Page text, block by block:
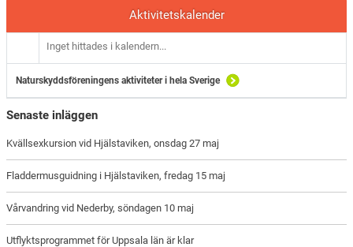
Aktivitetskalender
Inget hittades i kalendern...
Naturskyddsföreningens aktiviteter i hela Sverige
Senaste inläggen
Kvällsexkursion vid Hjälstaviken, onsdag 27 maj
Fladdermusguidning i Hjälstaviken, fredag 15 maj
Vårvandring vid Nederby, söndagen 10 maj
Utflyktsprogrammet för Uppsala län är klar